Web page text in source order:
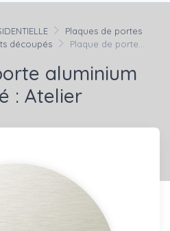
Plaques de portes
découpés
Plaque de porte...
aluminium
: Atelier